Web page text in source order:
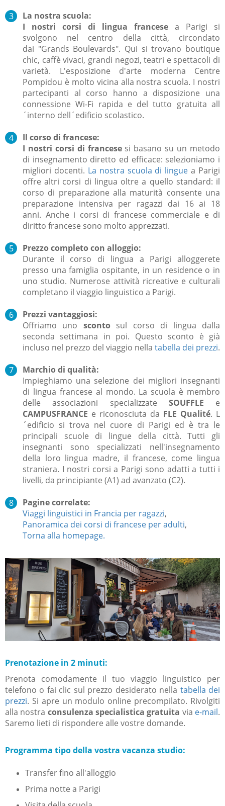
La nostra scuola:
I nostri corsi di lingua francese a Parigi si
svolgono nel centro della città, circondato
dai "Grands Boulevards". Qui si trovano boutique
chic, caffè vivaci, grandi negozi, teatri e spettacoli di
varietà. L'esposizione d'arte moderna Centre
Pompidou è molto vicina alla nostra scuola. I nostri
partecipanti al corso hanno a disposizione una
connessione Wi-Fi rapida e del tutto gratuita all
´interno dell´edificio scolastico.
Il corso di francese:
I nostri corsi di francesesi basano su un metodo
di insegnamento diretto ed efficace: selezioniamo i
migliori docenti. La nostra scuola di lingue a Parigi
offre altri corsi di lingua oltre a quello standard: il
corso di preparazione alla maturità consente una
preparazione intensiva per ragazzi dai 16 ai 18
anni. Anche i corsi di francese commerciale e di
diritto francese sono molto apprezzati.
Prezzo completo con alloggio:
Durante il corso di lingua a Parigi alloggerete
presso una famiglia ospitante, in un residence o in
uno studio. Numerose attività ricreative e culturali
completano il viaggio linguistico a Parigi.
Prezzi vantaggiosi:
Offriamo uno sconto sul corso di lingua dalla
seconda settimana in poi. Questo sconto è già
incluso nel prezzo del viaggio nella tabella dei prezzi.
Marchio di qualità:
Impieghiamo una selezione dei migliori insegnanti
di lingua francese al mondo. La scuola è membro
delle associazioni specializzate SOUFFLE e
CAMPUSFRANCE e riconosciuta da FLE Qualité. L
´edificio si trova nel cuore di Parigi ed è tra le
principali scuole di lingue della città.Tutti gli
insegnanti sono specializzati nell'insegnamento
della loro lingua madre, il francese, come lingua
straniera. I nostri corsi a Parigi sono adatti a tutti i
livelli, da principiante (A1) ad avanzato (C2).
Pagine correlate:
Viaggi linguistici in Francia per ragazzi,
Panoramica dei corsi di francese per adulti,
Torna alla homepage.
Prenotazione in 2 minuti:
Prenota comodamente il tuo viaggio linguistico per
telefono o fai clic sul prezzo desiderato nella tabella dei
prezzi. Si apre un modulo online precompilato. Rivolgiti
alla nostra consulenza specialistica gratuita via e-mail.
Saremo lieti di rispondere alle vostre domande.
Programma tipo della vostra vacanza studio:
Transfer fino all'alloggio
Prima notte a Parigi